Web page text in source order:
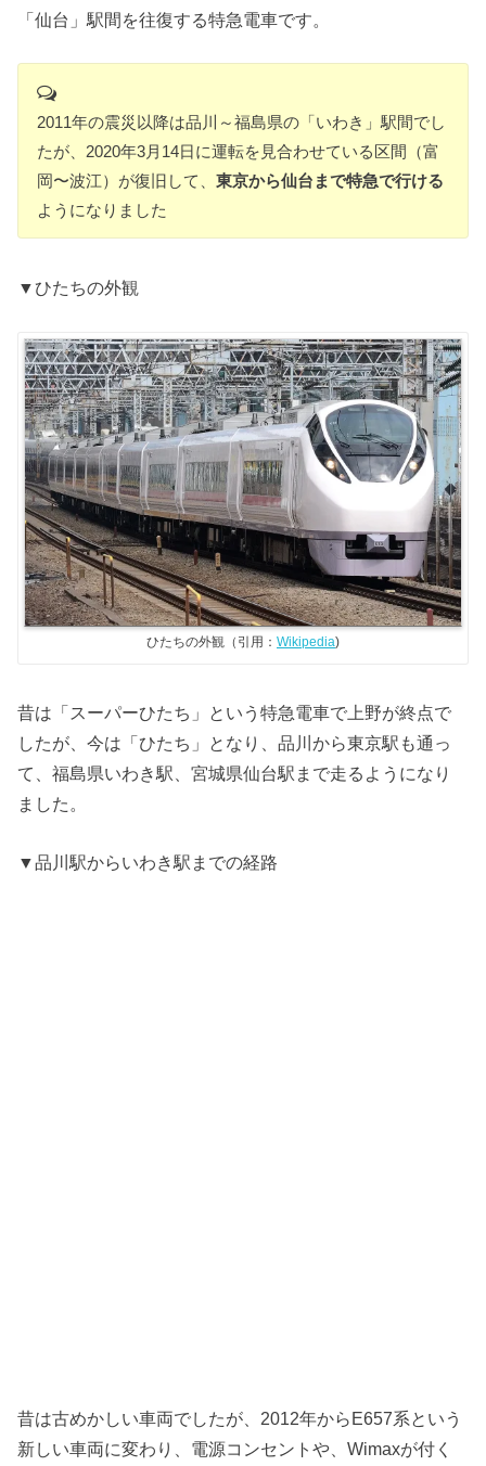
「仙台」駅間を往復する特急電車です。
2011年の震災以降は品川～福島県の「いわき」駅間でし
たが、2020年3月14日に運転を見合わせている区間（富
岡〜波江）が復旧して、東京から仙台まで特急で行ける
ようになりました
▼ひたちの外観
ひたちの外観（引用： Wikipedia)
昔は「スーパーひたち」という特急電車で上野が終点で
したが、今は「ひたち」となり、品川から東京駅も通っ
て、福島県いわき駅、宮城県仙台駅まで走るようになり
ました。
▼品川駅からいわき駅までの経路
昔は古めかしい車両でしたが、2012年からE657系という
新しい車両に変わり、電源コンセントや、Wimaxが付く